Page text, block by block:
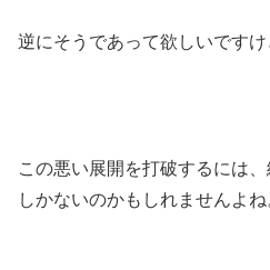
逆にそうであって欲しいですけ
この悪い展開を打破するには
しかないのかもしれませんよね